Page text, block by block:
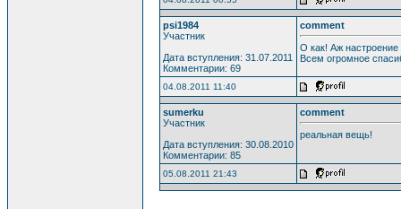
psi1984
Участник
Дата вступления: 31.07.2011
Комментарии: 69
comment
О как! Аж
Всем огромное
04.08.2011 11:40
sumerku
Участник
Дата вступления: 30.08.2010
Комментарии: 85
comment
реальная вещь!
05.08.2011 21:43